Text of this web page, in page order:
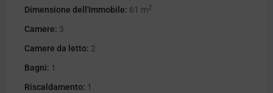
Dimensione dell'Immobile: 61 m2
Camere: 3
Camere da letto: 2
Bagni: 1
Riscaldamento: 1